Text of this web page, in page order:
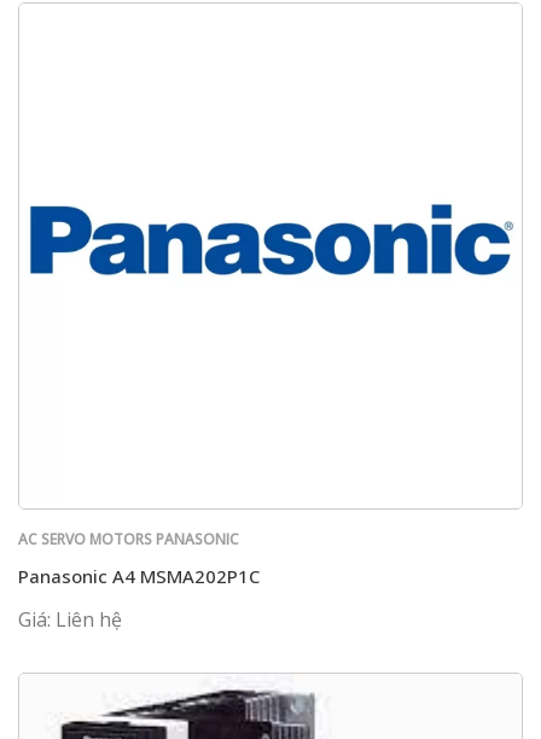
AC SERVO MOTORS PANASONIC
Panasonic A4 MSMA202P1C
Giá: Liên hệ